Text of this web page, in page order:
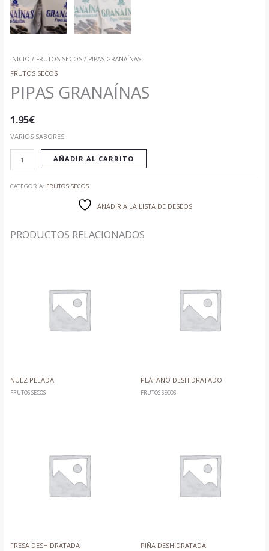
INICIO / FRUTOS SECOS/ PIPAS GRANAÍNAS
FRUTOS SECOS
PIPAS GRANAÍNAS
1.95€
VARIOS SABORES
AÑADIR AL CARRITO
CATEGORÍA: FRUTOS SECOS
AÑADIR A LA LISTA DE DESEOS
PRODUCTOS RELACIONADOS
NUEZ PELADA
FRUTOS SECOS
PLÁTANO DESHIDRATADO
FRUTOS SECOS
FRESA DESHIDRATADA PIÑA DESHIDRATADA